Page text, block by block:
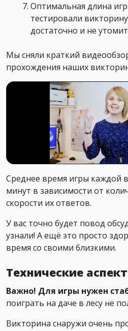
Оптимальная длина
тестировали
достаточно и не
Мы сняли краткий
прохождения наших
Среднее время игры каждой
минут в зависимости от
скорости их ответов.
У вас точно будет повод
узнали! А ещё это просто
время со своими близкими.
Технические
Важно! Для игры нужен
поиграть на даче в лесу не
Викторина снаружи очень